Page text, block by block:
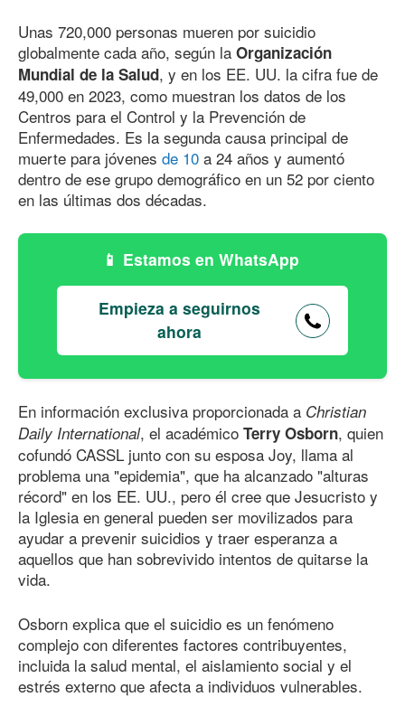
Unas 720,000 personas mueren por suicidio
globalmente cada año, según la Organización
Mundial de la Salud, y en los EE. UU. la cifra fue de
49,000 en 2023, como muestran los datos de los
Centros para el Control y la Prevención de
Enfermedades. Es la segunda causa principal de
muerte para jóvenes de 10 a 24 años y aumentó
dentro de ese grupo demográfico en un 52 por ciento
en las últimas dos décadas.
Estamos en WhatsApp
Empieza a seguirnos
ahora
En información exclusiva proporcionada a Christian
Daily International, el académico Terry Osborn, quien
cofundó CASSL junto con su esposa Joy, llama al
problema una "epidemia", que ha alcanzado "alturas
récord" en los EE. UU., pero él cree que Jesucristo y
la Iglesia en general pueden ser movilizados para
ayudar a prevenir suicidios y traer esperanza a
aquellos que han sobrevivido intentos de quitarse la
vida.
Osborn explica que el suicidio es un fenómeno
complejo con diferentes factores contribuyentes,
incluida la salud mental, el aislamiento social y el
estrés externo que afecta a individuos vulnerables.